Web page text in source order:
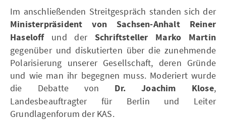
Im anschließenden Streitgespräch standen sich der
Ministerpräsident von Sachsen-Anhalt
Reiner
Haseloffund der Schriftsteller Marko Martin
gegenüber und diskutierten über die zunehmende
Polarisierung unserer Gesellschaft, deren Gründe
und wie man ihr begegnen muss. Moderiert wurde
die Debatte von Dr. Joachim Klose,
Landesbeauftragter für Berlin und Leiter
Grundlagenforum der KAS.